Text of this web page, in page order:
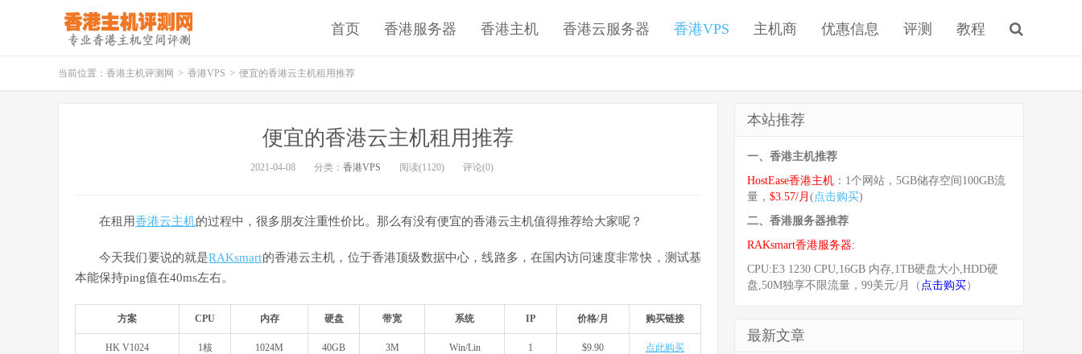
首页 香港服务器 香港主机 香港云服务器 香港VPS 主机商 优惠信息 评测 教程
当前位置： 香港主机评测网 > 香港VPS > 便宜的香港云主机租用推荐
便宜的香港云主机租用推荐
2021-04-08 分类： 香港VPS 阅读(1120) 评论(0)
在租用香港云主机的过程中，很多朋友注重性价比。那么有没有便宜的香港云主机值得推荐给大家呢？
今天我们要说的就是RAKsmart的香港云主机，位于香港顶级数据中心，线路多，在国内访问速度非常快，测试基
本能保持ping值在40ms左右。
方案 CPU 内存 硬盘 带宽 系统 IP 价格/月 购买链接
HK V1024 1核 1024M 40GB 3M Win/Lin 1 $9.90 点此购买
本站推荐
一、香港主机推荐
HostEase香港主机 ：1个网站，5GB储存空间100GB流
量， $3.57/月 ( 点击购买)
二、香港服务器推荐
RAKsmart香港服务器:
CPU:E3 1230 CPU,16GB 内存,1TB硬盘大小,HDD硬
盘,50M独享不限流量，99美元/月（ 点击购买）
最新文章